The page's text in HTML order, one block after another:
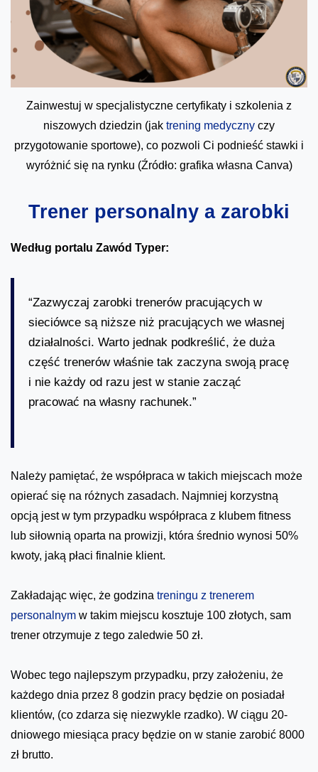
Zainwestuj w specjalistyczne certyfikaty i szkolenia z
niszowych dziedzin (jak trening medyczny czy
przygotowanie sportowe), co pozwoli Ci podnieść stawki i
wyróżnić się na rynku (Źródło: grafika własna Canva)
Trener personalny a zarobki
Według portalu Zawód Typer:
“Zazwyczaj zarobki trenerów pracujących w
sieciówce są niższe niż pracujących we własnej
działalności. Warto jednak podkreślić, że duża
część trenerów właśnie tak zaczyna swoją pracę
i nie każdy od razu jest w stanie zacząć
pracować na własny rachunek.”
Należy pamiętać, że współpraca w takich miejscach może
opierać się na różnych zasadach. Najmniej korzystną
opcją jest w tym przypadku współpraca z klubem fitness
lub siłownią oparta na prowizji, która średnio wynosi 50%
kwoty, jaką płaci finalnie klient.
Zakładając więc, że godzina treningu z trenerem
personalnym w takim miejscu kosztuje 100 złotych, sam
trener otrzymuje z tego zaledwie 50 zł.
Wobec tego najlepszym przypadku, przy założeniu, że
każdego dnia przez 8 godzin pracy będzie on posiadał
klientów, (co zdarza się niezwykle rzadko). W ciągu 20-
dniowego miesiąca pracy będzie on w stanie zarobić 8000
zł brutto.